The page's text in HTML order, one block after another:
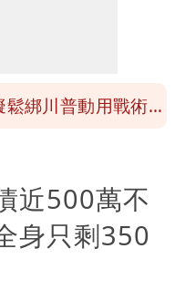
小王一場空
綁川普動用戰術性
物及電腦全泡水！
成演唱會 她嫌高
近500萬不
身只剩350